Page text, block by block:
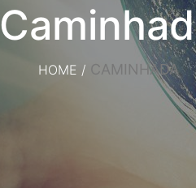
HOME / CAMINHADA